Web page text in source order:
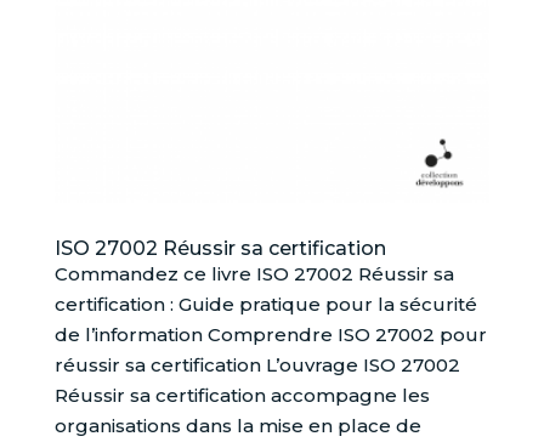
ISO 27002 Réussir sa certification
Commandez ce livre ISO 27002 Réussir sa
certification : Guide pratique pour la sécurité
de l’information Comprendre ISO 27002 pour
réussir sa certification L’ouvrage ISO 27002
Réussir sa certification accompagne les
organisations dans la mise en place de